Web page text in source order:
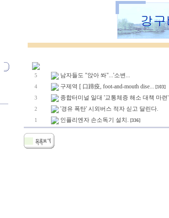
5 남자들도 "앉아 쏴"...'소변...
4 구제역 [ 口蹄疫, foot-and-mouth dise... [103]
3 종합터미널 일대 '교통체증 해소 대책 마련'
2 '경유 폭탄' 시외버스 적자 싣고 달린다.
1 인플리엔자 손소독기 설치. [336]